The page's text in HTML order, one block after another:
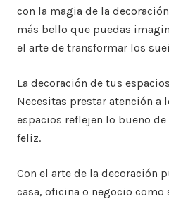
con la magia de la
más bello que puedas
el arte de transformar los
La decoración de tus
Necesitas prestar atención a
espacios reflejen lo bueno
feliz.
Con el arte de la decoración
casa, oficina o negocio